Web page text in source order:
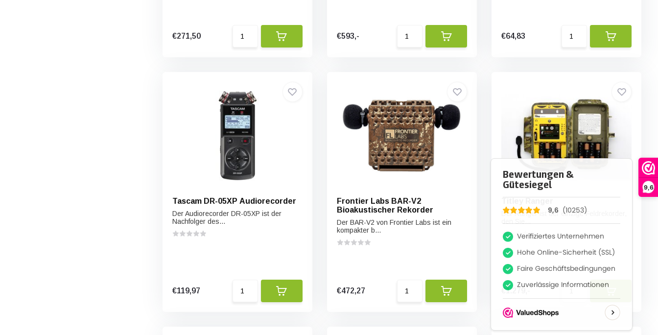
9,6
€271,50 €593,- €64,83
Tascam DR-05XP Audiorecorder
Der Audiorecorder DR-05XP ist der
Nachfolger des...
€119,97
Frontier Labs BAR-V2
Bioakustischer Rekorder
Der BAR-V2 von Frontier Labs ist ein
kompakter b...
€472,27
Der Ranger ist der einzige Feldrekorder,
€1.279,-